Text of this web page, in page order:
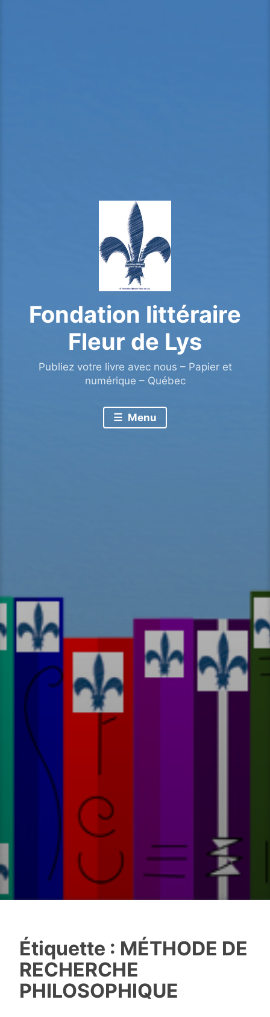
Fondation littéraire
Fleur de Lys
Publiez votre livre avec nous – Papier et
numérique – Québec
Menu
Étiquette : MÉTHODE DE
RECHERCHE
PHILOSOPHIQUE